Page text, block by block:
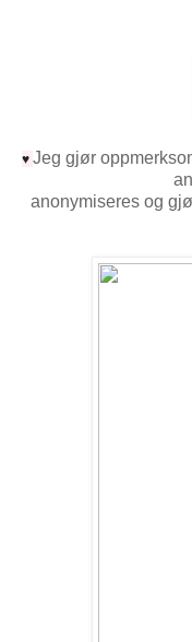
♥ Jeg gjør
anonymiseres og